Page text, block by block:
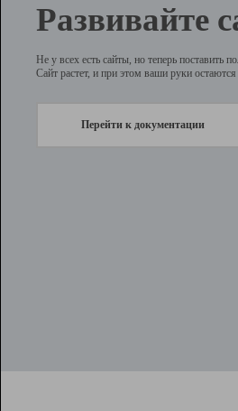
Развивайте
Не у всех есть сайты, но теперь
Сайт растет, и при этом ваши руки
Перейти к документации